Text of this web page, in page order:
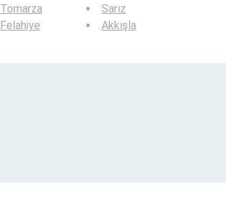
Tomarza
Felahiye
Sarız
Akkışla